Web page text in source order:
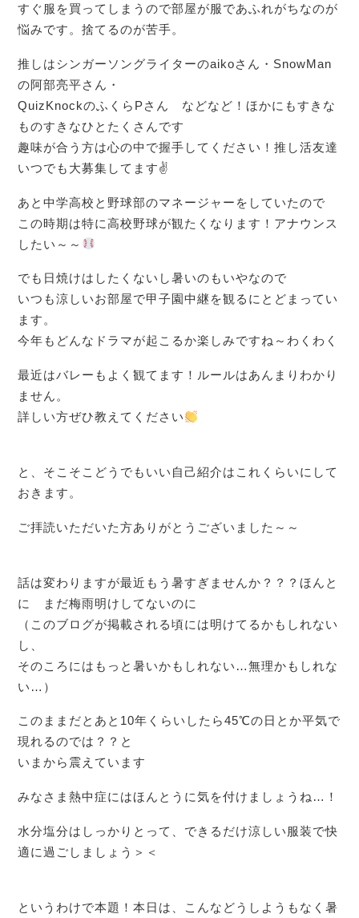
すぐ服を買ってしまうので部屋が服であふれがちなのが
悩みです。捨てるのが苦手。
推しはシンガーソングライターのaikoさん・SnowMan
の阿部亮平さん・
QuizKnockのふくらPさん などなど！ほかにもすきな
ものすきなひとたくさんです
趣味が合う方は心の中で握手してください！推し活友達
いつでも大募集してます✌
あと中学高校と野球部のマネージャーをしていたので
この時期は特に高校野球が観たくなります！アナウンス
したい～～
でも日焼けはしたくないし暑いのもいやなので
いつも涼しいお部屋で甲子園中継を観るにとどまってい
ます。
今年もどんなドラマが起こるか楽しみですね～わくわく
最近はバレーもよく観てます！ルールはあんまりわかり
ません。
詳しい方ぜひ教えてください
と、そこそこどうでもいい自己紹介はこれくらいにして
おきます。
ご拝読いただいた方ありがとうございました～～
話は変わりますが最近もう暑すぎませんか？？？ほんと
に まだ梅雨明けしてないのに
（このブログが掲載される頃には明けてるかもしれない
し、
そのころにはもっと暑いかもしれない…無理かもしれな
い…）
このままだとあと10年くらいしたら45℃の日とか平気で
現れるのでは？？と
いまから震えています
みなさま熱中症にはほんとうに気を付けましょうね…！
水分塩分はしっかりとって、できるだけ涼しい服装で快
適に過ごしましょう＞＜
というわけで本題！本日は、こんなどうしようもなく暑